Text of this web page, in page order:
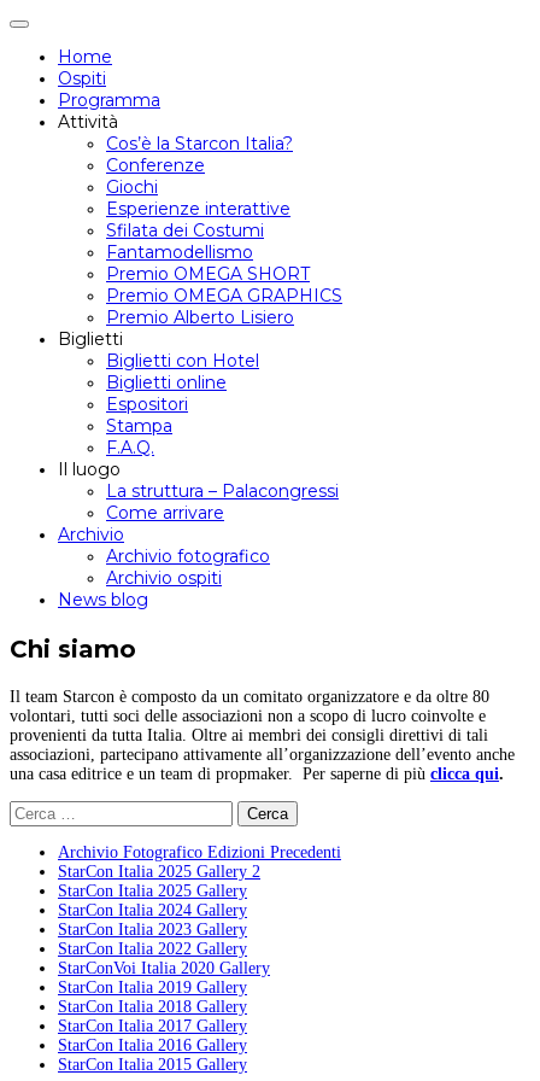
Attiva/disattiva
navigazione
Home
Ospiti
Programma
Attività
Cos’è la Starcon Italia?
Conferenze
Giochi
Esperienze interattive
Sfilata dei Costumi
Fantamodellismo
Premio OMEGA SHORT
Premio OMEGA GRAPHICS
Premio Alberto Lisiero
Biglietti
Biglietti con Hotel
Biglietti online
Espositori
Stampa
F.A.Q.
Il luogo
La struttura – Palacongressi
Come arrivare
Archivio
Archivio fotografico
Archivio ospiti
News blog
Chi siamo
Il team Starcon è composto da un comitato organizzatore e da oltre 80
volontari, tutti soci delle associazioni non a scopo di lucro coinvolte e
provenienti da tutta Italia. Oltre ai membri dei consigli direttivi di tali
associazioni, partecipano attivamente all’organizzazione dell’evento anche
una casa editrice e un team di propmaker. Per saperne di più clicca qui.
Ricerca
per:
Archivio Fotografico Edizioni Precedenti
StarCon Italia 2025 Gallery 2
StarCon Italia 2025 Gallery
StarCon Italia 2024 Gallery
StarCon Italia 2023 Gallery
StarCon Italia 2022 Gallery
StarConVoi Italia 2020 Gallery
StarCon Italia 2019 Gallery
StarCon Italia 2018 Gallery
StarCon Italia 2017 Gallery
StarCon Italia 2016 Gallery
StarCon Italia 2015 Gallery